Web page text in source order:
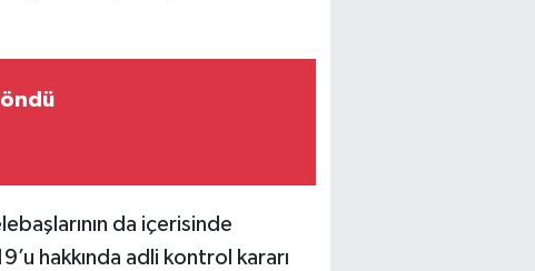
da içerisinde
hakkında adli kontrol kararı